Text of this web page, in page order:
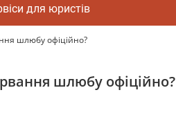
для юристів
шлюбу офіційно?
шлюбу офіційно?